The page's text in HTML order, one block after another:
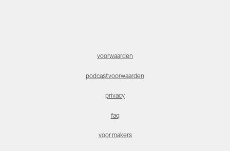
voorwaarden
podcastvoorwaarden
privacy
faq
voor makers